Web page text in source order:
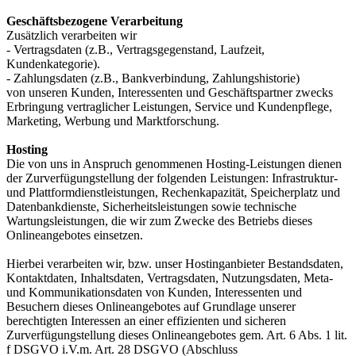
Geschäftsbezogene Verarbeitung
Zusätzlich verarbeiten wir
- Vertragsdaten (z.B., Vertragsgegenstand, Laufzeit,
Kundenkategorie).
- Zahlungsdaten (z.B., Bankverbindung, Zahlungshistorie)
von unseren Kunden, Interessenten und Geschäftspartner zwecks
Erbringung vertraglicher Leistungen, Service und Kundenpflege,
Marketing, Werbung und Marktforschung.
Hosting
Die von uns in Anspruch genommenen Hosting-Leistungen dienen
der Zurverfügungstellung der folgenden Leistungen: Infrastruktur-
und Plattformdienstleistungen, Rechenkapazität, Speicherplatz und
Datenbankdienste, Sicherheitsleistungen sowie technische
Wartungsleistungen, die wir zum Zwecke des Betriebs dieses
Onlineangebotes einsetzen.
Hierbei verarbeiten wir, bzw. unser Hostinganbieter Bestandsdaten,
Kontaktdaten, Inhaltsdaten, Vertragsdaten, Nutzungsdaten, Meta-
und Kommunikationsdaten von Kunden, Interessenten und
Besuchern dieses Onlineangebotes auf Grundlage unserer
berechtigten Interessen an einer effizienten und sicheren
Zurverfügungstellung dieses Onlineangebotes gem. Art. 6 Abs. 1 lit.
f DSGVO i.V.m. Art. 28 DSGVO (Abschluss